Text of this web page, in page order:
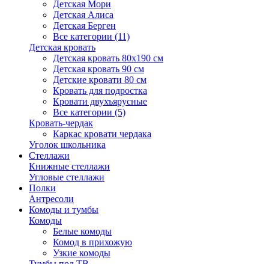
Детская Мори
Детская Алиса
Детская Берген
Все категории (11)
Детская кровать
Детская кровать 80х190 см
Детская кровать 90 см
Детские кровати 80 см
Кровать для подростка
Кровати двухъярусные
Все категории (5)
Кровать-чердак
Каркас кровати чердака
Уголок школьника
Стеллажи
Книжные стеллажи
Угловые стеллажи
Полки
Антресоли
Комоды и тумбы
Комоды
Белые комоды
Комод в прихожую
Узкие комоды